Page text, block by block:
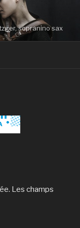
sopranino sax
Les champs